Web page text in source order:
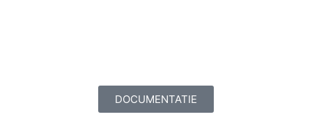
DOCUMENTATIE